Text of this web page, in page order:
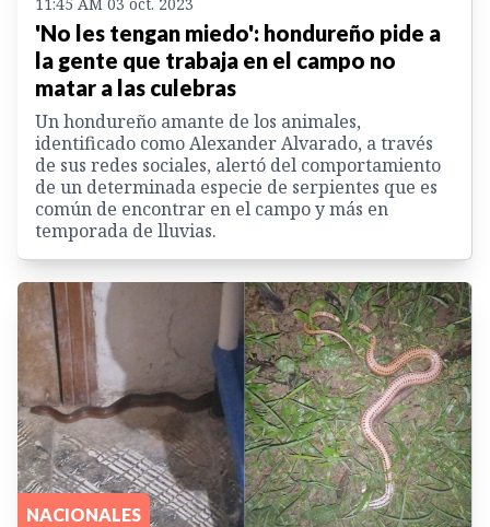
'No les tengan miedo': hondureño pide a
la gente que trabaja en el campo no
matar a las culebras
Un hondureño amante de los animales,
identificado como Alexander Alvarado, a través
de sus redes sociales, alertó del comportamiento
de un determinada especie de serpientes que es
común de encontrar en el campo y más en
temporada de lluvias.
NACIONALES